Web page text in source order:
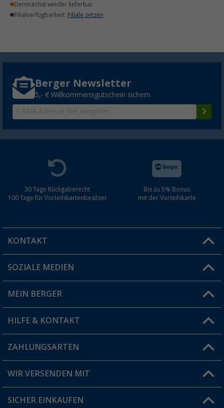
Demnächst wieder lieferbar
Filialverfügbarkeit: Filiale setzen
Berger Newsletter
5,- € Willkommensgutschein sichern
30 Tage Rückgaberecht
100 Tage für Vorteilskartenbesitzer
Bis zu 5% Bonus
mit der Vorteilskarte
KONTAKT
Du hast eine Frage?
Filiale finden
SOZIALE MEDIEN
MEIN BERGER
Vorteilskarte
Blog
Jobs & Karriere
HILFE & KONTAKT
FAQ & Kontakt
Versandinformationen
ZAHLUNGSARTEN
WIR VERSENDEN MIT
SICHER EINKAUFEN